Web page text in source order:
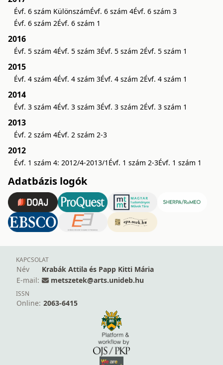
Évf. 6 szám KülönszámÉvf. 6 szám 4Évf. 6 szám 3
Évf. 6 szám 2Évf. 6 szám 1
2016
Évf. 5 szám 4Évf. 5 szám 3Évf. 5 szám 2Évf. 5 szám 1
2015
Évf. 4 szám 4Évf. 4 szám 3Évf. 4 szám 2Évf. 4 szám 1
2014
Évf. 3 szám 4Évf. 3 szám 3Évf. 3 szám 2Évf. 3 szám 1
2013
Évf. 2 szám 4Évf. 2 szám 2-3
2012
Évf. 1 szám 4: 2012/4-2013/1 Évf. 1 szám 2-3Évf. 1 szám 1
Adatbázis logók
KAPCSOLAT
Név
Krabák Attila és Papp Kitti Mária
E-mail:
metszetek@arts.unideb.hu
ISSN
Online: 2063-6415